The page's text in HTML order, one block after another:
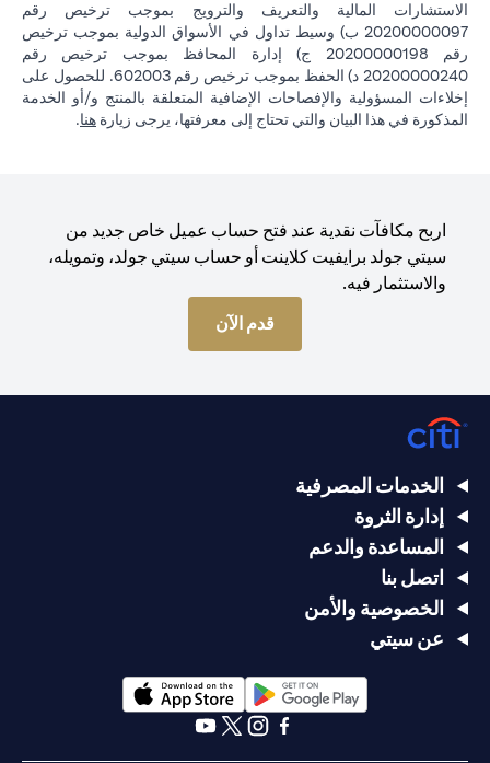
الاستشارات المالية والتعريف والترويج بموجب ترخيص رقم
20200000097 ب) وسيط تداول في الأسواق الدولية بموجب ترخيص
رقم 20200000198 ج) إدارة المحافظ بموجب ترخيص رقم
20200000240 د) الحفظ بموجب ترخيص رقم 602003. للحصول على
إخلاءات المسؤولية والإفصاحات الإضافية المتعلقة بالمنتج و/أو الخدمة
المذكورة في هذا البيان والتي تحتاج إلى معرفتها، يرجى زيارة هنا.
اربح مكافآت نقدية عند فتح حساب عميل خاص جديد من
سيتي جولد برايفيت كلاينت أو حساب سيتي جولد، وتمويله،
والاستثمار فيه.
قدم الآن
الخدمات المصرفية
إدارة الثروة
المساعدة والدعم
اتصل بنا
الخصوصية والأمن
عن سيتي
(opens in a new tab)